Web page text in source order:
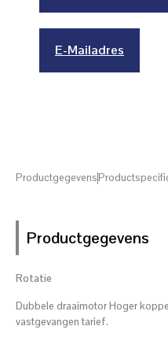
E-Mailadres
Productgegevens
Productgegevens
Rotatie
Dubbele draaimotor Hoger
vastgevangen tarief.